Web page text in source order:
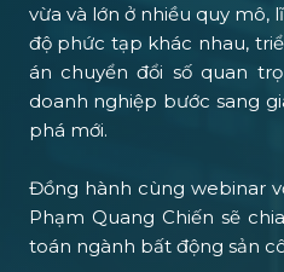
vừa và lớn ở nhiều quy mô,
độ phức tạp khác nhau,
án chuyển đổi số quan
doanh nghiệp bước sang
phá mới.
Đồng hành cùng webinar
Phạm Quang Chiến sẽ
toán ngành bất động sản